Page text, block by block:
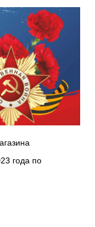
года по